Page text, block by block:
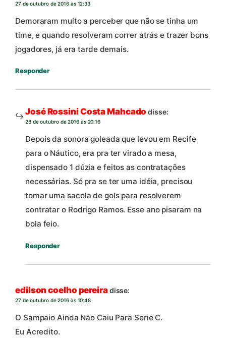
27 de outubro de 2016 às 12:33
Demoraram muito a perceber que não se tinha um
time, e quando resolveram correr atrás e trazer bons
jogadores, já era tarde demais.
Responder
José Rossini Costa Mahcado disse:
28 de outubro de 2016 às 20:16
Depois da sonora goleada que levou em Recife
para o Náutico, era pra ter virado a mesa,
dispensado 1 dúzia e feitos as contratações
necessárias. Só pra se ter uma idéia, precisou
tomar uma sacola de gols para resolverem
contratar o Rodrigo Ramos. Esse ano pisaram na
bola feio.
Responder
edilson coelho pereiradisse:
27 de outubro de 2016 às 10:48
O Sampaio Ainda Não Caiu Para Serie C.
Eu Acredito.